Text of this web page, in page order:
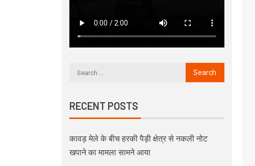
RECENT POSTS
कावड़ मेले के बीच हरकी पैड़ी क्षेत्र से नकली नोट
खपाने का मामला सामने आया